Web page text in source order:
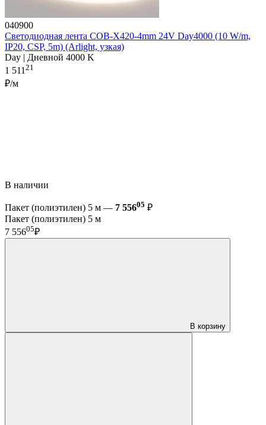
040900
Светодиодная лента COB-X420-4mm 24V Day4000 (10 W/m,
IP20, CSP, 5m) (Arlight, узкая)
Day | Дневной 4000 K
1 51121
₽/м
В наличии
Пакет (полиэтилен) 5 м — 7 55605 ₽
Пакет (полиэтилен) 5 м
7 55605₽
В корзину